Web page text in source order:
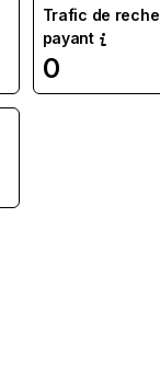
Trafic de
payant
0